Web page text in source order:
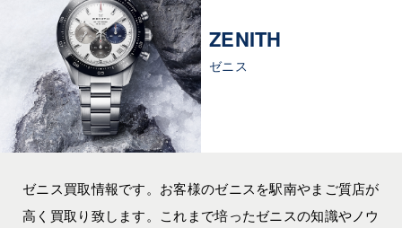
ZENITH
ゼニス
ゼニス買取情報です。お客様のゼニスを駅南やまご質店が
高く買取り致します。これまで培ったゼニスの知識やノウ